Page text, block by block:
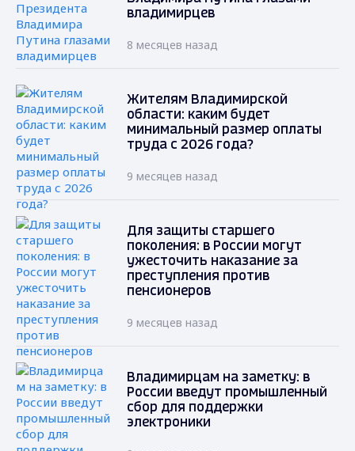
владимирцев
8 месяцев назад
Жителям Владимирской
области: каким будет
минимальный размер оплаты
труда с 2026 года?
9 месяцев назад
Для защиты старшего
поколения: в России могут
ужесточить наказание за
преступления против
пенсионеров
9 месяцев назад
Владимирцам на заметку: в
России введут промышленный
сбор для поддержки
электроники